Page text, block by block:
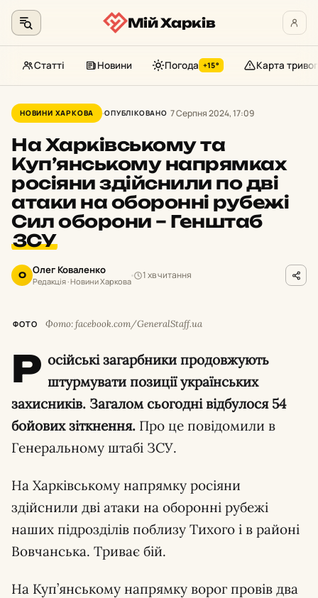
до
контенту
Мій Харків
Статті Новини Погода +15° Карта тривог
НОВИНИ ХАРКОВА ОПУБЛІКОВАНО 7 Серпня 2024, 17:09
На Харківському та
Куп’янському напрямках
росіяни здійснили по дві
атаки на оборонні рубежі
Сил оборони – Генштаб
ЗСУ
О Олег Коваленко
Редакція · Новини Харкова
1 хв читання
ФОТО Фото: facebook.com/GeneralStaff.ua
Р осійські загарбники продовжують
штурмувати позиції українських
захисників. Загалом сьогодні відбулося 54
бойових зіткнення. Про це повідомили в
Генеральному штабі ЗСУ.
На Харківському напрямку росіяни
здійснили дві атаки на оборонні рубежі
наших підрозділів поблизу Тихого і в районі
Вовчанська. Триває бій.
На Куп’янському напрямку ворог провів два